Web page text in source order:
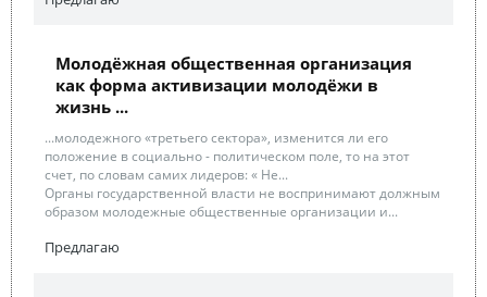
Молодёжная общественная организация
как форма активизации молодёжи в
жизнь ...
...молодежного «третьего сектора», изменится ли его
положение в социально - политическом поле, то на этот
счет, по словам самих лидеров: « Не...
Органы государственной власти не воспринимают должным
образом молодежные общественные организации и...
Предлагаю